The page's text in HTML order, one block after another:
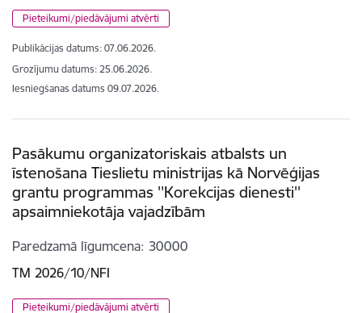
Pieteikumi/piedāvājumi atvērti
Publikācijas datums: 07.06.2026.
Grozījumu datums: 25.06.2026.
Iesniegšanas datums 09.07.2026.
Pasākumu organizatoriskais atbalsts un
īstenošana Tieslietu ministrijas kā Norvēģijas
grantu programmas ''Korekcijas dienesti''
apsaimniekotāja vajadzībām
Paredzamā līgumcena 30000
TM 2026/10/NFI
Pieteikumi/piedāvājumi atvērti